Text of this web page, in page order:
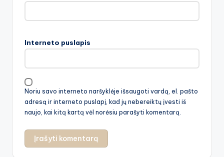
Interneto puslapis
Noriu savo interneto naršyklėje išsaugoti vardą, el. pašto
adresą ir interneto puslapį, kad jų nebereiktų įvesti iš
naujo, kai kitą kartą vėl norėsiu parašyti komentarą.